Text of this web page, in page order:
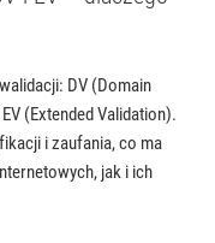
DV (Domain
(Extended Validation).
i zaufania, co ma
jak i ich